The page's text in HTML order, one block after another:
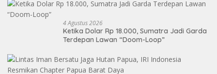
4 Agustus 2026
Ketika Dolar Rp 18.000, Sumatra Jadi Garda
Terdepan Lawan “Doom-Loop”